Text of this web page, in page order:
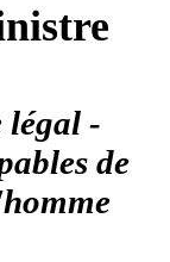
légal -
de